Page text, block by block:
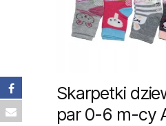
Skarpetki
par 0-6 m-cy